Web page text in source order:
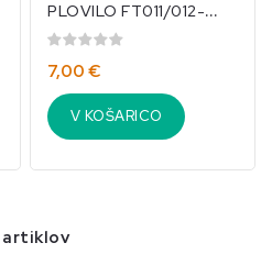
PLOVILO FT011/012-
IKO-01
7,00 €
V KOŠARICO
artiklov